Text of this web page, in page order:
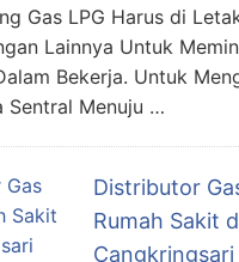
Gas LPG Harus di
Lainnya Untuk
Bekerja. Untuk
Sentral Menuju …
Distributor
Rumah Sakit